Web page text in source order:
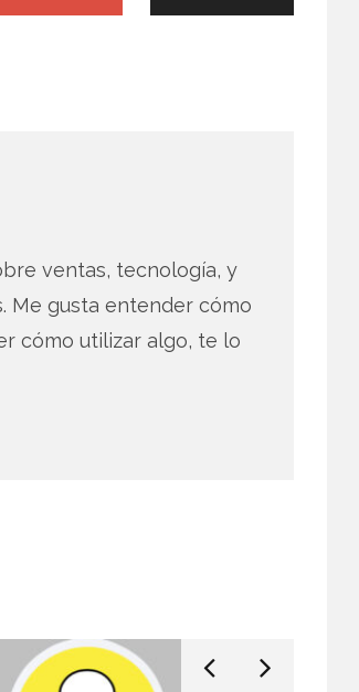
ventas, tecnología, y
Me gusta entender cómo
cómo utilizar algo, te lo